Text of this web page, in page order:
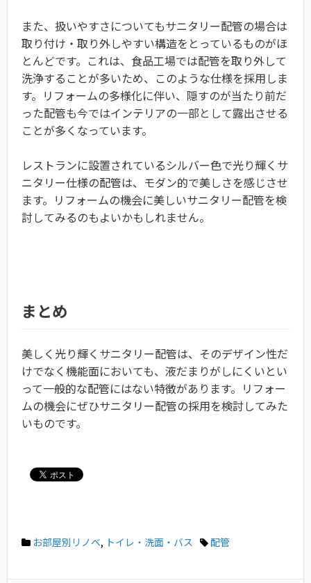
また、扱いやすさについてもサニタリー配管の場合は
取り付け・取り外しやすい構造をとっているものがほ
とんどです。これは、食品工場では配管を取り外して
洗浄することが多いため、このような仕様を採用しま
す。リフォームの多様化に伴い、隠すのが当たり前だ
った配管も今ではインテリアの一部として露出させる
ことが多くなっています。
レストランに設置されているシルバー色で光り輝くサ
ニタリー仕様の配管は、モダン的で美しさを感じさせ
ます。リフォームの機会に美しいサニタリー配管を検
討してみるのもよいかもしれません。
まとめ
美しく光り輝くサニタリー配管は、そのデザイン性だ
けでなく機能面においても、液だまりがしにくいとい
って一般的な配管にはない特徴があります。リフォー
ムの機会にぜひサニタリー配管の採用を検討してみた
いものです。
お部屋別リノベ, トイレ・洗面・バス 配管